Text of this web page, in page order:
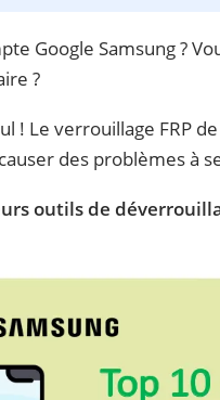
Google Samsung ?
?
! Le verrouillage FRP
des problèmes à
outils de